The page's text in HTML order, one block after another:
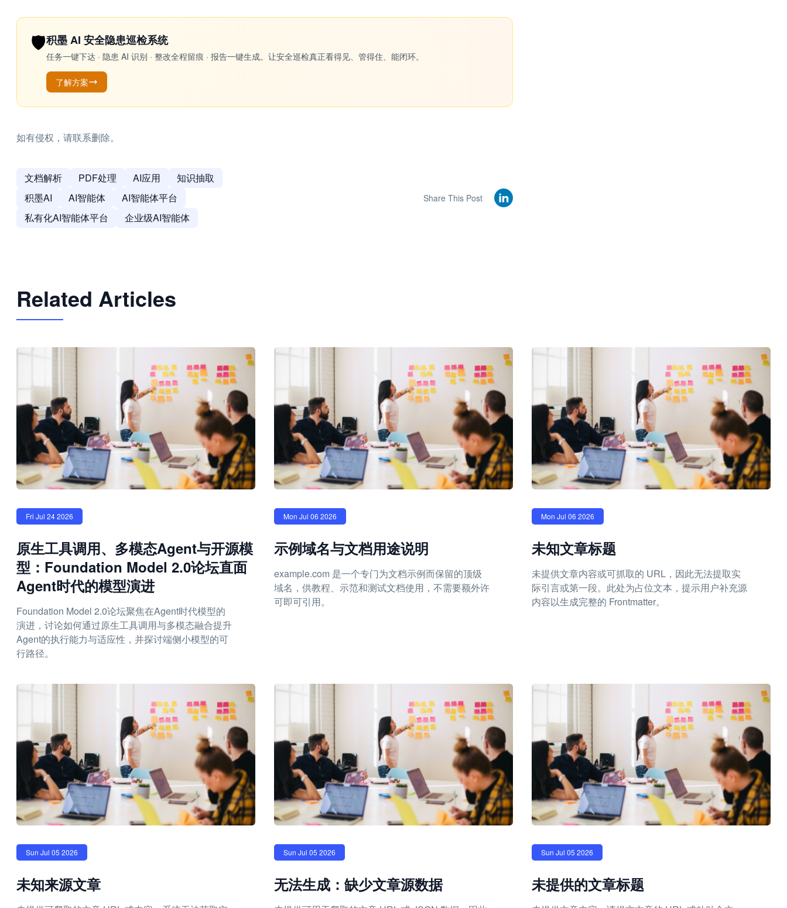
🛡️积墨 AI 安全隐患巡检系统
任务一键下达 · 隐患 AI 识别 · 整改全程留痕 · 报告一键生成。让安全巡检真正看得见、管得住、能闭环。
了解方案
如有侵权，请联系删除。
文档解析 PDF处理 AI应用
知识抽取
积墨AI
AI智能体
AI智能体平台
私有化AI智能体平台
企业级AI智能体
Share This Post
Related Articles
Fri Jul 24 2026
原生工具调用、多模态Agent与开源模
型：Foundation Model 2.0论坛直面
Agent时代的模型演进
Foundation Model 2.0论坛聚焦在Agent时代模型的
演进，讨论如何通过原生工具调用与多模态融合提升
Agent的执行能力与适应性，并探讨端侧小模型的可
行路径。
Mon Jul 06 2026
示例域名与文档用途说明
example.com 是一个专门为文档示例而保留的顶级
域名，供教程、示范和测试文档使用，不需要额外许
可即可引用。
Mon Jul 06 2026
未知文章标题
未提供文章内容或可抓取的 URL，因此无法提取实
际引言或第一段。此处为占位文本，提示用户补充源
内容以生成完整的 Frontmatter。
Sun Jul 05 2026
未知来源文章
Sun Jul 05 2026
无法生成：缺少文章源数据
Sun Jul 05 2026
未提供的文章标题